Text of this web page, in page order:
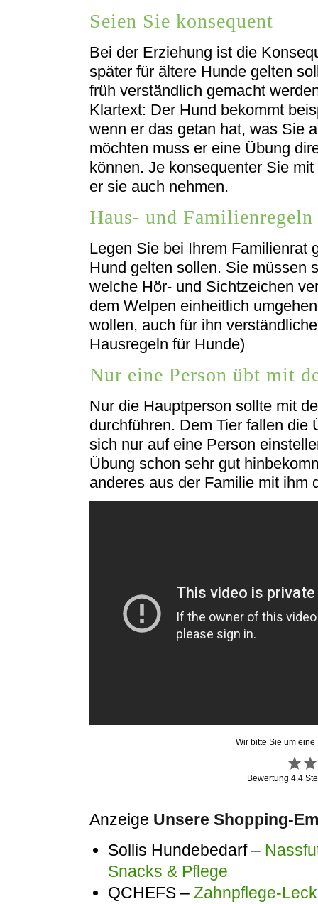
Seien Sie konsequent
Bei der Erziehung ist die
später für ältere Hunde gelten
früh verständlich gemacht
Klartext: Der Hund bekommt
wenn er das getan hat, was Sie
möchten muss er eine Übung
können. Je konsequenter Sie
er sie auch nehmen.
Haus- und Familienregeln
Legen Sie bei Ihrem Familienrat
Hund gelten sollen. Sie müssen
welche Hör- und Sichtzeichen
dem Welpen einheitlich
wollen, auch für ihn
Hausregeln für Hunde)
Nur eine Person übt mit
Nur die Hauptperson sollte mit
durchführen. Dem Tier fallen die
sich nur auf eine Person
Übung schon sehr gut
anderes aus der Familie mit ihm
Wir bitte Sie um
Bewertung4.4
Anzeige Unsere Shopping-
Sollis Hundebedarf –
Snacks & Pflege
QCHEFS – Zahnpflege-